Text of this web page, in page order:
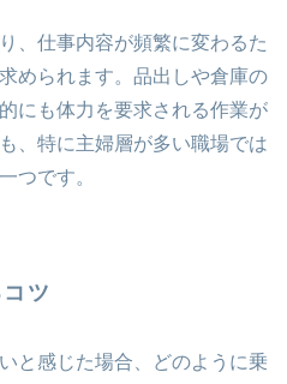
、仕事内容が頻繁に変わるた
められます。品出しや倉庫の
にも体力を要求される作業が
、特に主婦層が多い職場では
つです。
ツ
と感じた場合、どのように乗